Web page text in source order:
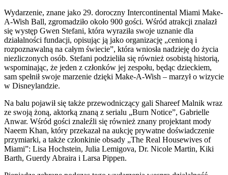
Wydarzenie, znane jako 29. doroczny Intercontinental Miami Make-
A-Wish Ball, zgromadziło około 900 gości. Wśród atrakcji znalazł
się występ Gwen Stefani, która wyraziła swoje uznanie dla
działalności fundacji, opisując ją jako organizację „cenioną i
rozpoznawalną na całym świecie”, która wniosła nadzieję do życia
niezliczonych osób. Stefani podzieliła się również osobistą historią,
wspominając, że jeden z członków jej zespołu, będąc dzieckiem,
sam spełnił swoje marzenie dzięki Make-A-Wish – marzył o wizycie
w Disneylandzie.
Na balu pojawił się także przewodniczący gali Shareef Malnik wraz
ze swoją żoną, aktorką znaną z serialu „Burn Notice”, Gabrielle
Anwar. Wśród gości znaleźli się również znany projektant mody
Naeem Khan, który przekazał na aukcję prywatne doświadczenie
przymiarki, a także członkinie obsady „The Real Housewives of
Miami”: Lisa Hochstein, Julia Lemigova, Dr. Nicole Martin, Kiki
Barth, Guerdy Abraira i Larsa Pippen.